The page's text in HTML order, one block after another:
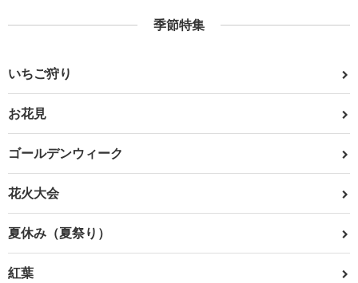
季節特集
いちご狩り
お花見
ゴールデンウィーク
花火大会
夏休み（夏祭り）
紅葉